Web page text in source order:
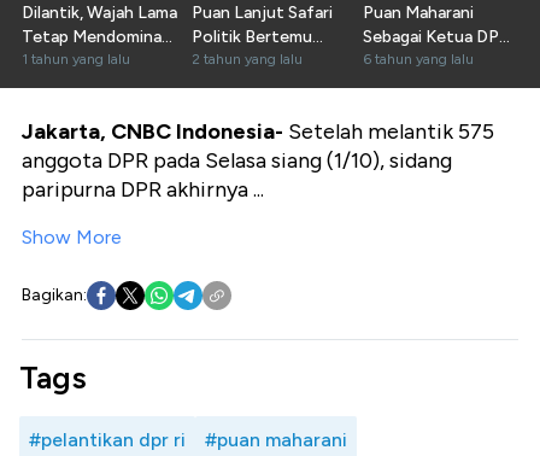
Dilantik, Wajah Lama
Tetap Mendominasi
Kursi Parlemen
1 tahun yang lalu
Puan Lanjut Safari
Politik Bertemu
Kaesang
2 tahun yang lalu
Puan Maharani
Sebagai Ketua DPR
RI
6 tahun yang lalu
Jakarta, CNBC Indonesia- Setelah melantik 575
anggota DPR pada Selasa siang (1/10), sidang
paripurna DPR akhirnya ...
Show More
Bagikan:
Tags
#pelantikan dpr ri #puan maharani